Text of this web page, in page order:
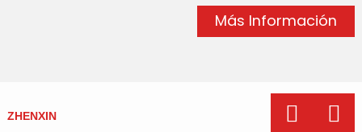
Más Información
ZHENXIN